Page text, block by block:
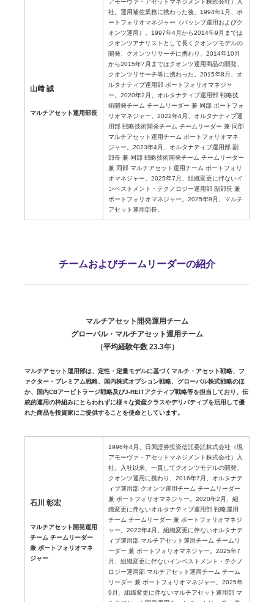
山﨑 誠
マルチアセット運用部長
アモーヴァ・アセットマネジメント株式会社）入
社。運用補佐業務に携わった後、1994年1月、ポ
ートフォリオマネジャー（パッシブ運用およびク
オンツ運用）。1997年4月から2014年9月までは
クオンツアナリストとして長くクオンツモデルの
開発、クオンツリサーチに携わり、2014年10月
から2015年7月まではクオンツ運用商品の開発、
クオンツリサーチ等に携わった。2015年8月、オ
ルタナティブ運用部 ポートフォリオマネジャ
ー。2020年2月、オルタナティブ運用部 戦略技
術開発チーム チームリーダー 兼 同部 ポートフォ
リオマネジャー。2022年4月、オルタナティブ運
用部 戦略技術開発チーム チームリーダー 兼 同部
マルチアセット運用チーム ポートフォリオマネ
ジャー。2023年4月、オルタナティブ運用部 副
部長 兼 同部 戦略技術開発チーム チームリーダー
兼 同部 マルチアセット運用チーム ポートフォリ
オマネジャー。2025年7月、組織変更に伴ないイ
ンベストメント・テクノロジー運用部 副部長 兼
ポートフォリオマネジャー。2025年9月、マルチ
アセット運用部長。
チームおよびチームリーダーの紹介
マルチアセット開発運用チーム
グローバル・マルチアセット運用チーム
（平均経験年数 23.3年）
マルチアセット運用部は、定性・定量モデルに基づくマルチ・アセット戦略、フ
ァクター・プレミアム戦略、国内株式オプション戦略、グローバル株式戦略のほ
か、国内CBアービトラージ戦略及びJ-REITアクティブ戦略等を担当しており、伝
統的運用の枠組みにとらわれずに様々な資産クラスやデリバティブを活用して優
れた商品を投資家にご提供することを使命としています。
石川 彰宏
マルチアセット開発運用
チーム チームリーダー
兼 ポートフォリオマネ
ジャー
1996年4月、日興證券投資信託委託株式会社（現
アモーヴァ・アセットマネジメント株式会社）入
社。入社以来、一貫してクオンツモデルの開発、
クオンツ運用に携わり、2016年7月、オルタナテ
ィブ運用部 クオンツ運用チーム チームリーダー
兼 ポートフォリオマネジャー。2020年2月、組
織変更に伴ないオルタナティブ運用部 戦略運用
チーム チームリーダー 兼 ポートフォリオマネジ
ャー。2022年4月、組織変更に伴ないオルタナテ
ィブ運用部 マルチアセット運用チーム チームリ
ーダー 兼 ポートフォリオマネジャー。2025年7
月、組織変更に伴ないインベストメント・テクノ
ロジー運用部 マルチアセット運用チーム チーム
リーダー 兼 ポートフォリオマネジャー。2025年
9月、組織変更に伴ないマルチアセット運用部 マ